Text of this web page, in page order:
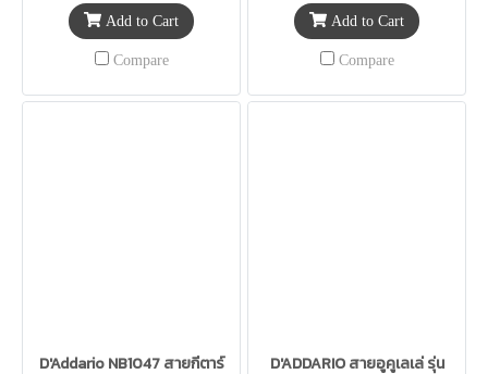
Add to Cart
Compare
Add to Cart
Compare
D'Addario NB1047 สายกีตาร์
D'ADDARIO สายอูคูเลเล่ รุ่น